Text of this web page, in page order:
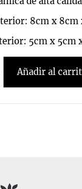
8cm x 8cm
5cm x 5cm
Añadir al